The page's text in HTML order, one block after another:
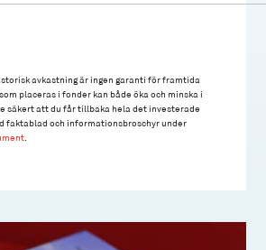
avkastning är ingen garanti för framtida
placeras i fonder kan både öka och minska i
säkert att du får tillbaka hela det investerade
faktablad och informationsbroschyr under